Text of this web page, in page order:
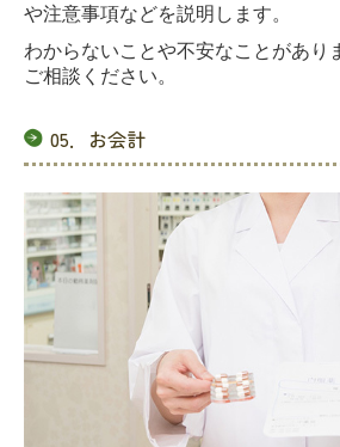
や注意事項などを説明します。
わからないことや不安なことがあり
ご相談ください。
05．お会計